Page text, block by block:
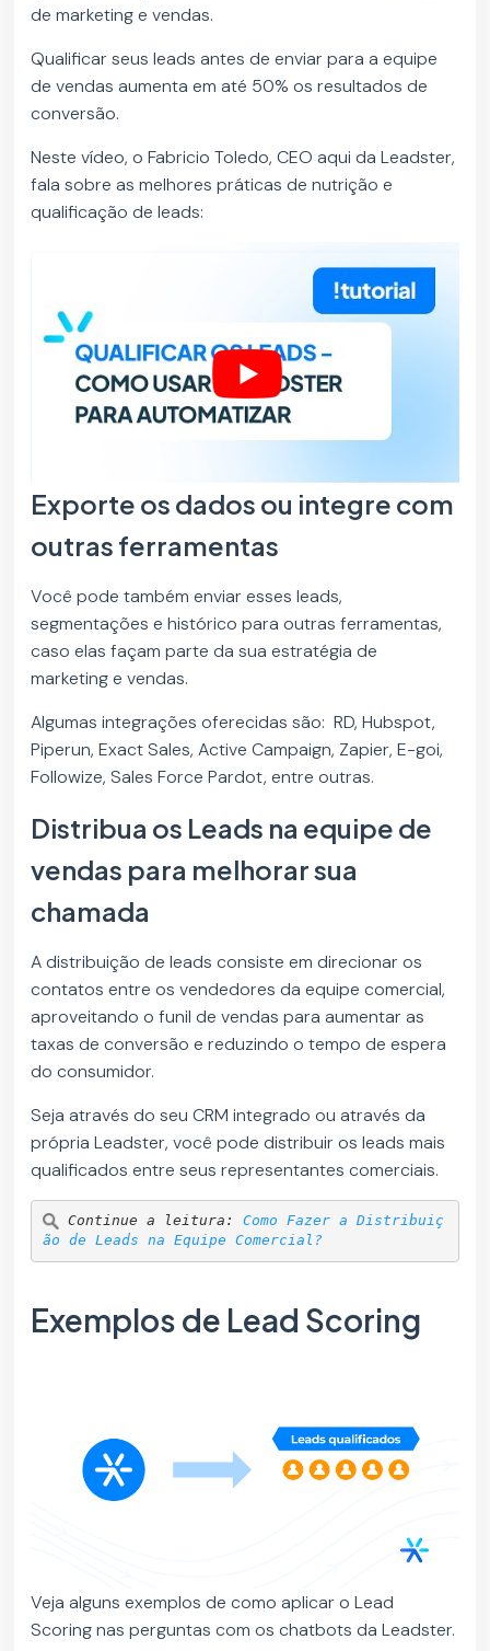
de marketing e vendas.
Qualificar seus leads antes de enviar para a equipe
de vendas aumenta em até 50% os resultados de
conversão.
Neste vídeo, o Fabricio Toledo, CEO aqui da Leadster,
fala sobre as melhores práticas de nutrição e
qualificação de leads:
Exporte os dados ou integre com
outras ferramentas
Você pode também enviar esses leads,
segmentações e histórico para outras ferramentas,
caso elas façam parte da sua estratégia de
marketing e vendas.
Algumas integrações oferecidas são: RD, Hubspot,
Piperun, Exact Sales, Active Campaign, Zapier, E-goi,
Followize, Sales Force Pardot, entre outras.
Distribua os Leads na equipe de
vendas para melhorar sua
chamada
A distribuição de leads consiste em direcionar os
contatos entre os vendedores da equipe comercial,
aproveitando o funil de vendas para aumentar as
taxas de conversão e reduzindo o tempo de espera
do consumidor.
Seja através do seu CRM integrado ou através da
própria Leadster, você pode distribuir os leads mais
qualificados entre seus representantes comerciais.
Continue a leitura: Como Fazer a Distribuiç
ão de Leads na Equipe Comercial?
Exemplos de Lead Scoring
Veja alguns exemplos de como aplicar o Lead
Scoring nas perguntas com os chatbots da Leadster.